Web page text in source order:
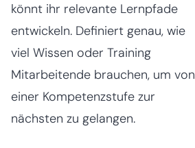
könnt ihr relevante Lernpfade
entwickeln. Definiert genau, wie
viel Wissen oder Training
Mitarbeitende brauchen, um von
einer Kompetenzstufe zur
nächsten zu gelangen.